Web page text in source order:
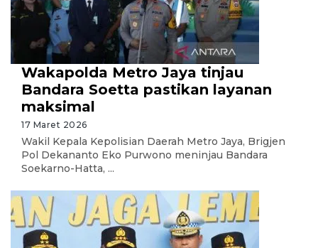
Wakapolda Metro Jaya tinjau
Bandara Soetta pastikan layanan
maksimal
17 Maret 2026
Wakil Kepala Kepolisian Daerah Metro Jaya, Brigjen
Pol Dekananto Eko Purwono meninjau Bandara
Soekarno-Hatta, ...